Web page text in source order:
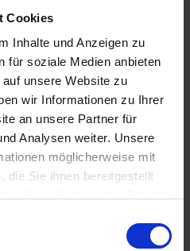
Cookies
Inhalte und Anzeigen zu
für soziale Medien anbieten
unsere Website zu
wir Informationen zu Ihrer
an unsere Partner für
Analysen weiter. Unsere
möglicherweise mit
die Sie ihnen bereitgestellt
tiefsten Lager- und Gärkellers
eines ehemaligen
Erfahrungen zweier